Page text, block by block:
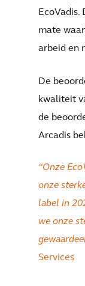
mate
arbeid en
De
kwaliteit
de
Arcadis
“Onze
onze
label in
we onze
Services